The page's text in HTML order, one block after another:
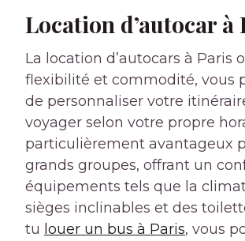
Location d’autocar à
La location d’autocars à Paris
flexibilité et commodité, vous
de personnaliser votre
voyager selon votre propre
particulièrement avantageux
grands groupes, offrant un
équipements tels que la
sièges inclinables et des
tu louer un bus à Paris, vous